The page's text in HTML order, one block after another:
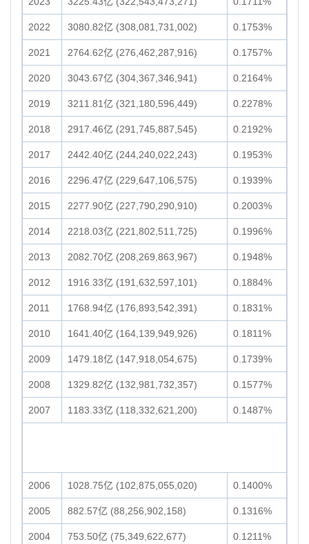
2022 3080.82亿 (308,081,731,002) 0.1753%
2021 2764.62亿 (276,462,287,916) 0.1757%
2020 3043.67亿 (304,367,346,941) 0.2164%
2019 3211.81亿 (321,180,596,449) 0.2278%
2018 2917.46亿 (291,745,887,545) 0.2192%
2017 2442.40亿 (244,240,022,243) 0.1953%
2016 2296.47亿 (229,647,106,575) 0.1939%
2015 2277.90亿 (227,790,290,910) 0.2003%
2014 2218.03亿 (221,802,511,725) 0.1996%
2013 2082.70亿 (208,269,863,967) 0.1948%
2012 1916.33亿 (191,632,597,101) 0.1884%
2011 1768.94亿 (176,893,542,391) 0.1831%
2010 1641.40亿 (164,139,949,926) 0.1811%
2009 1479.18亿 (147,918,054,675) 0.1739%
2008 1329.82亿 (132,981,732,357) 0.1577%
2007 1183.33亿 (118,332,621,200) 0.1487%
2006 1028.75亿 (102,875,055,020) 0.1400%
2005 882.57亿 (88,256,902,158) 0.1316%
2004 753.50亿 (75,349,622,677) 0.1211%